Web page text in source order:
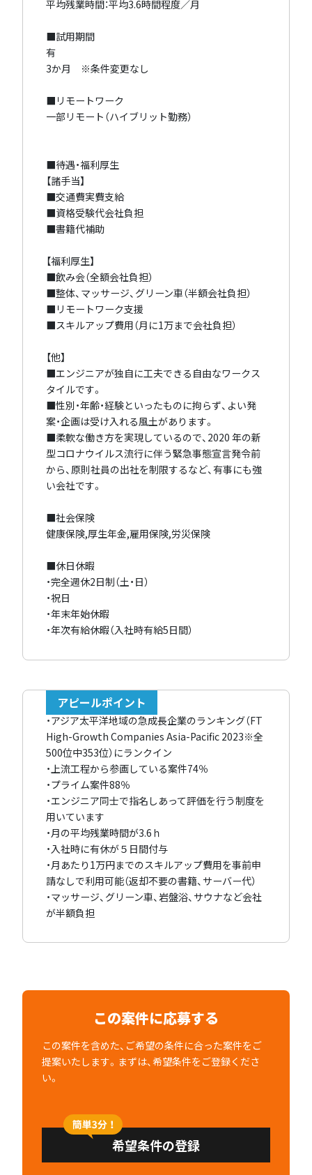
平均残業時間：平均3.6時間程度／月
■試用期間
有
3か月 ※条件変更なし
■リモートワーク
一部リモート（ハイブリット勤務）
■待遇・福利厚生
【諸手当】
■交通費実費支給
■資格受験代会社負担
■書籍代補助
【福利厚生】
■飲み会（全額会社負担）
■整体、マッサージ、グリーン車（半額会社負担）
■リモートワーク支援
■スキルアップ費用（月に1万まで会社負担）
【他】
■エンジニアが独自に工夫できる自由なワークス
タイルです。
■性別・年齢・経験といったものに拘らず、よい発
案・企画は受け入れる風土があります。
■柔軟な働き方を実現しているので、2020 年の新
型コロナウイルス流行に伴う緊急事態宣言発令前
から、原則社員の出社を制限するなど、有事にも強
い会社です。
■社会保険
健康保険,厚生年金,雇用保険,労災保険
■休日休暇
・完全週休2日制（土・日）
・祝日
・年末年始休暇
・年次有給休暇（入社時有給5日間）
アピールポイント
・アジア太平洋地域の急成長企業のランキング（FT
High-Growth Companies Asia-Pacific 2023※全
500位中353位）にランクイン
・上流工程から参画している案件74％
・プライム案件88％
・エンジニア同士で指名しあって評価を行う制度を
用いています
・月の平均残業時間が3.6ｈ
・入社時に有休が５日間付与
・月あたり1万円までのスキルアップ費用を事前申
請なしで利用可能（返却不要の書籍、サーバー代）
・マッサージ、グリーン車、岩盤浴、サウナなど会社
が半額負担
この案件に応募する
この案件を含めた、ご希望の条件に合った案件をご
提案いたします。まずは、希望条件をご登録くださ
い。
希望条件の登録